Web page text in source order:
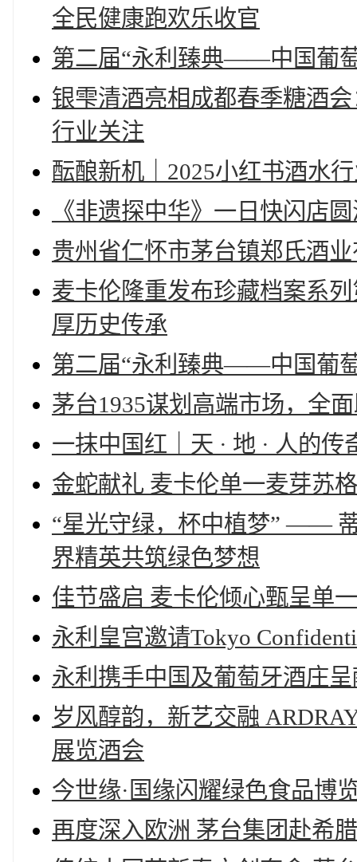
全民健康跑欢乐收官
第二届“永利臻典——中国葡
银雫清酒亮相成都春季糖酒
行业关注
酝酿新机｜2025小红书酒水
《非遗探中华》一日快闪店
贵州省仁怀市茅台镇郑氏酒
麦卡伦隆重发布珍藏档案系
厚历史传承
第二届“永利臻典——中国葡
茅台1935谋划高端市场，全
一抹中国红｜天 · 地 · 人的传
金蛇献礼 麦卡伦单一麦芽苏
“星光守绿，杯中植梦” ——
界精英共筑绿色梦想
佳节盛启 麦卡伦倾心甄呈单
永利皇宫邀请Tokyo
永利携手中国及葡萄牙酒庄
岁风醇韵，新艺交融
展览酒会
今世缘·国缘闪耀绿色食品博
再度深入欧洲 茅台集团赴希